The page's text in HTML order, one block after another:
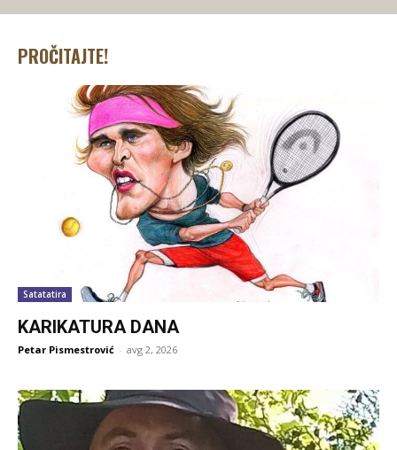
PROČITAJTE!
Satatatira
KARIKATURA DANA
Petar Pismestrović - avg 2, 2026